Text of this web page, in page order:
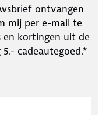
ontvangen
mij per e-mail te
en kortingen uit de
cadeautegoed.*